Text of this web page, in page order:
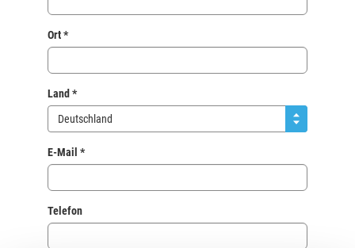
Ort *
Land *
Deutschland
E-Mail *
Telefon